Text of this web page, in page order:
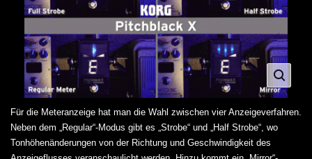
Für die Meteranzeige hat man die Wahl zwischen vier Anzeigeverfahren.
Neben dem „Regular“-Modus gibt es „Strobe“ und „Half Strobe“, wo
Tonhöhenänderungen von der Richtung und Geschwindigkeit des